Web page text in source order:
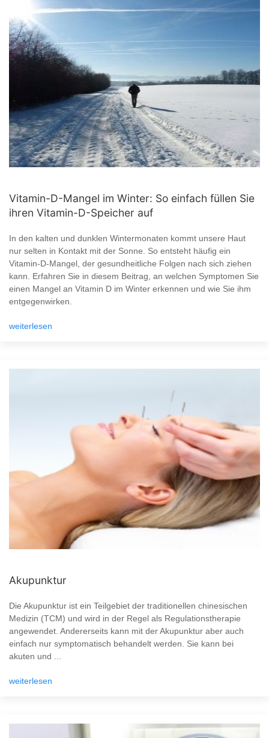
Vitamin-D-Mangel im Winter: So einfach füllen Sie
ihren Vitamin-D-Speicher auf
In den kalten und dunklen Wintermonaten kommt unsere Haut
nur selten in Kontakt mit der Sonne. So entsteht häufig ein
Vitamin-D-Mangel, der gesundheitliche Folgen nach sich ziehen
kann. Erfahren Sie in diesem Beitrag, an welchen Symptomen Sie
einen Mangel an Vitamin D im Winter erkennen und wie Sie ihm
entgegenwirken.
weiterlesen
Akupunktur
Die Akupunktur ist ein Teilgebiet der traditionellen chinesischen
Medizin (TCM) und wird in der Regel als Regulationstherapie
angewendet. Andererseits kann mit der Akupunktur aber auch
einfach nur symptomatisch behandelt werden. Sie kann bei
akuten und ...
weiterlesen